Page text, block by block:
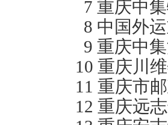
7 重庆中
8 中国外
9 重庆中
10 重庆川
11 重庆市
12 重庆远